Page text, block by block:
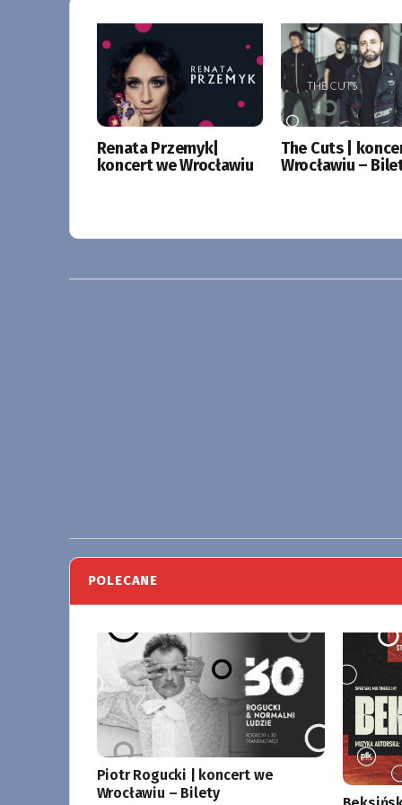
Renata Przemyk|
koncert we Wrocławiu
The Cuts |
Wrocławiu –
POLECANE
Piotr Rogucki | koncert we
Wrocławiu – Bilety